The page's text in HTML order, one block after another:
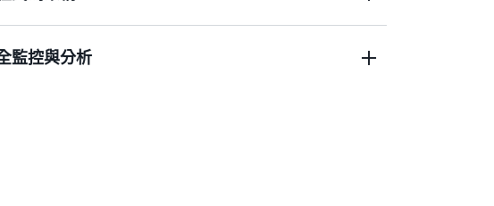
記錄最佳實務
編寫為 AWS Config 規則，並撰寫修復動作，以自動評
監控與分析